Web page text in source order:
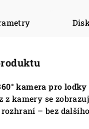
kamera pro loďky
z kamery se
– bez